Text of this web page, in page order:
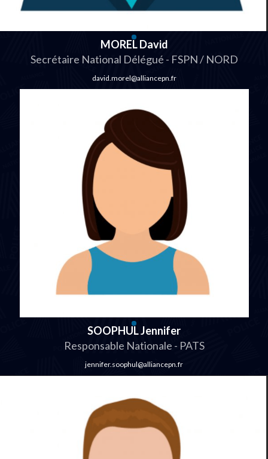
MOREL David
Secrétaire National Délégué - FSPN / NORD
david.morel@alliancepn.fr
SOOPHUL Jennifer
Responsable Nationale - PATS
jennifer.soophul@alliancepn.fr